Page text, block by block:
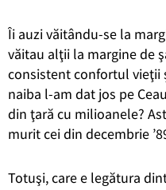
Îi auzi văitându-se la
văitau alţii la margine de
consistent confortul vieţii
naiba l-am dat jos pe
din ţară cu milioanele?
murit cei din decembrie
Totuşi, care e legătura